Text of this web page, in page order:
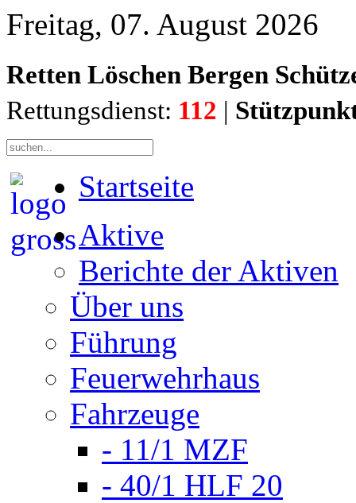
Freitag, 07. August 2026
Retten Löschen Bergen
Rettungsdienst: 112 |
Startseite
Aktive
Berichte der Aktiven
Über uns
Führung
Feuerwehrhaus
Fahrzeuge
- 11/1 MZF
- 40/1 HLF 20